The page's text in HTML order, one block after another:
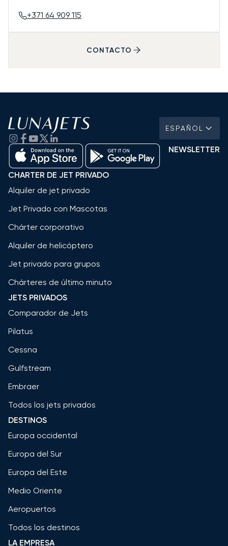
+371 64 909 115
CONTACTO
ESPAÑOL
NEWSLETTER
CHARTER DE JET PRIVADO
Alquiler de jet privado
Jet Privado con Mascotas
Chárter corporativo
Alquiler de helicóptero
Jet privado para grupos
Chárteres de último minuto
JETS PRIVADOS
Comparador de Jets
Pilatus
Cessna
Gulfstream
Embraer
Todos los jets privados
DESTINOS
Europa occidental
Europa del Sur
Europa del Este
Medio Oriente
Aeropuertos
Todos los destinos
LA EMPRESA